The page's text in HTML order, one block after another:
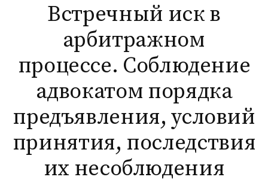
Встречный иск в
арбитражном
процессе. Соблюдение
адвокатом порядка
предъявления, условий
принятия, последствия
их несоблюдения